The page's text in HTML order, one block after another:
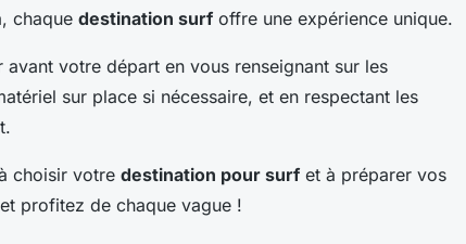
chaque destination surf offre une expérience unique.
avant votre départ en vous renseignant sur les
sur place si nécessaire, et en respectant les
choisir votre destination pour surf et à préparer vos
et profitez de chaque vague !